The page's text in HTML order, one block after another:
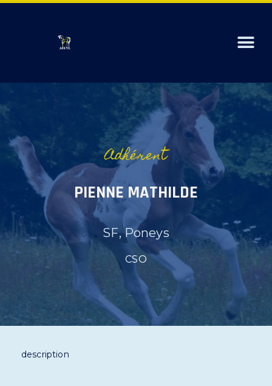
PRÉSENTATION
CHEVAUX À VENDRE
CONCOURS D’ÉLEVAGE
ACTUALITÉS
CONTACT
Adhérent
PIENNE MATHILDE
SF, Poneys
CSO
description